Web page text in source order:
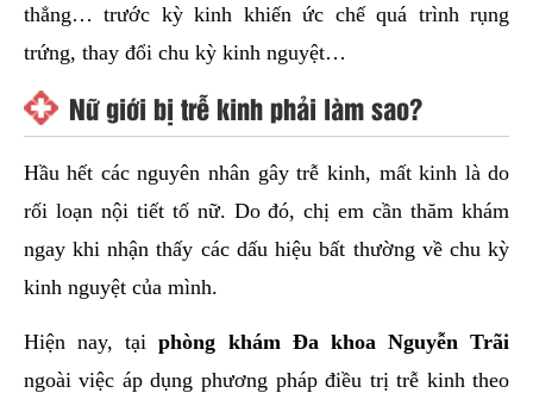
thẳng… trước kỳ kinh khiến ức chế quá trình rụng
trứng, thay đổi chu kỳ kinh nguyệt…
Nữ giới bị trễ kinh phải làm sao?
Hầu hết các nguyên nhân gây trễ kinh, mất kinh là do
rối loạn nội tiết tố nữ. Do đó, chị em cần thăm khám
ngay khi nhận thấy các dấu hiệu bất thường về chu kỳ
kinh nguyệt của mình.
Hiện nay, tạiphòng khám Đa khoa Nguyễn Trãi
ngoài việc áp dụng phương pháp điều trị trễ kinh theo